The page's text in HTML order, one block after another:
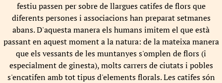
festiu passen per sobre de llargues catifes de flors que
diferents persones i associacions han preparat setmanes
abans. D'aquesta manera els humans imitem el que està
passant en aquest moment a la natura: de la mateixa manera
que els vessants de les muntanyes s'omplen de flors (i
especialment de ginesta), molts carrers de ciutats i pobles
s'encatifen amb tot tipus d'elements florals. Les catifes són